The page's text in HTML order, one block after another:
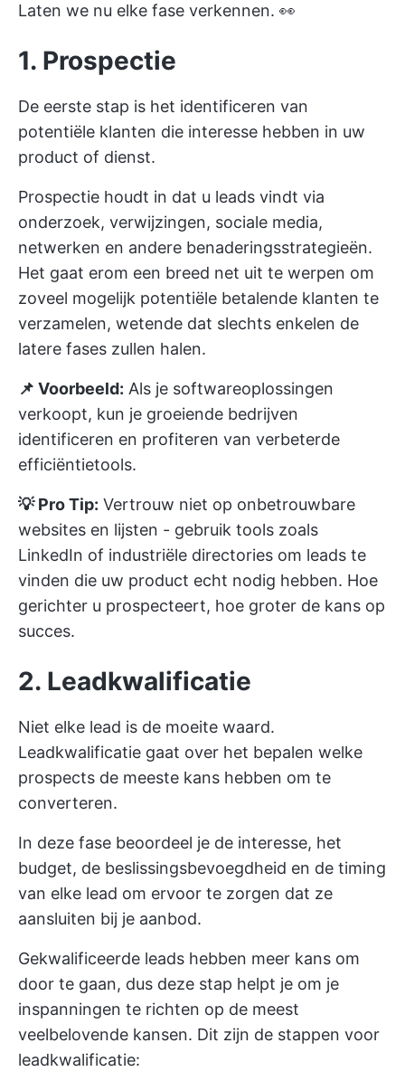
Laten we nu elke fase verkennen. 👀
1. Prospectie
De eerste stap is het identificeren van
potentiële klanten die interesse hebben in uw
product of dienst.
Prospectie houdt in dat u leads vindt via
onderzoek, verwijzingen, sociale media,
netwerken en andere benaderingsstrategieën.
Het gaat erom een breed net uit te werpen om
zoveel mogelijk potentiële betalende klanten te
verzamelen, wetende dat slechts enkelen de
latere fases zullen halen.
📌 Voorbeeld: Als je softwareoplossingen
verkoopt, kun je groeiende bedrijven
identificeren en profiteren van verbeterde
efficiëntietools.
💡 Pro Tip: Vertrouw niet op onbetrouwbare
websites en lijsten - gebruik tools zoals
LinkedIn of industriële directories om leads te
vinden die uw product echt nodig hebben. Hoe
gerichter u prospecteert, hoe groter de kans op
succes.
2. Leadkwalificatie
Niet elke lead is de moeite waard.
Leadkwalificatie gaat over het bepalen welke
prospects de meeste kans hebben om te
converteren.
In deze fase beoordeel je de interesse, het
budget, de beslissingsbevoegdheid en de timing
van elke lead om ervoor te zorgen dat ze
aansluiten bij je aanbod.
Gekwalificeerde leads hebben meer kans om
door te gaan, dus deze stap helpt je om je
inspanningen te richten op de meest
veelbelovende kansen. Dit zijn de stappen voor
leadkwalificatie: